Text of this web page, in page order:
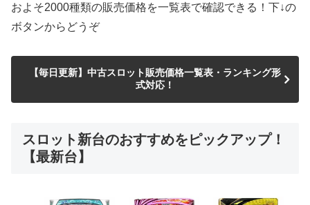
およそ2000種類の販売価格を一覧表で確認できる！下↓の
ボタンからどうぞ
【毎日更新】中古スロット販売価格一覧表・ランキング形
式対応！
スロット新台のおすすめをピックアップ！
【最新台】